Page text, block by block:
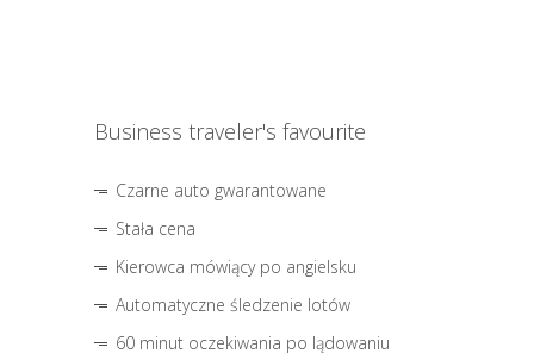
Business traveler's favourite
Czarne auto gwarantowane
Stała cena
Kierowca mówiący po angielsku
Automatyczne śledzenie lotów
60 minut oczekiwania po lądowaniu